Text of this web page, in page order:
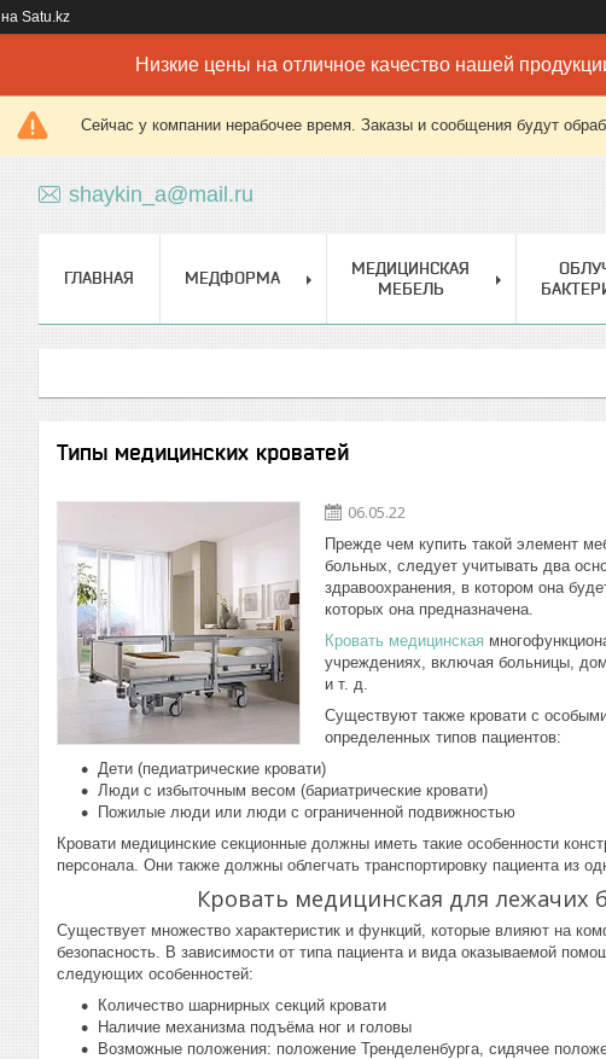
на Satu.kz
Низкие цены на отличное качество нашей
Сейчас у компании нерабочее время. Заказы и сообщения будут
shaykin_a@mail.ru
ГЛАВНАЯ МЕДФОРМА
МЕДИЦИНСКАЯ
МЕБЕЛЬ
Типы медицинских кроватей
06.05.22
Прежде чем купить такой элемент
больных, следует учитывать два
здравоохранения, в котором она
которых она предназначена.
Кровать медицинская
учреждениях, включая больницы,
и т. д.
Существуют также кровати с
определенных типов пациентов:
Дети (педиатрические кровати)
Люди с избыточным весом (бариатрические кровати)
Пожилые люди или люди с ограниченной подвижностью
Кровати медицинские секционные должны иметь такие особенности
персонала. Они также должны облегчать транспортировку пациента из
Кровать медицинская для лежачих
Существует множество характеристик и функций, которые влияют на
безопасность. В зависимости от типа пациента и вида оказываемой
следующих особенностей:
Количество шарнирных секций кровати
Наличие механизма подъёма ног и головы
Возможные положения: положение Тренделенбурга, сидячее